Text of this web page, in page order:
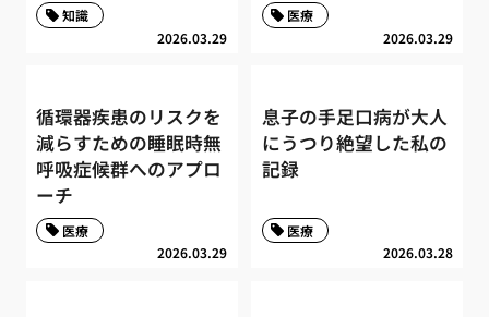
2026.03.29
知識
2026.03.29
医療
循環器疾患のリスクを
減らすための睡眠時無
呼吸症候群へのアプロ
ーチ
2026.03.29
医療
息子の手足口病が大人
にうつり絶望した私の
記録
2026.03.28
医療